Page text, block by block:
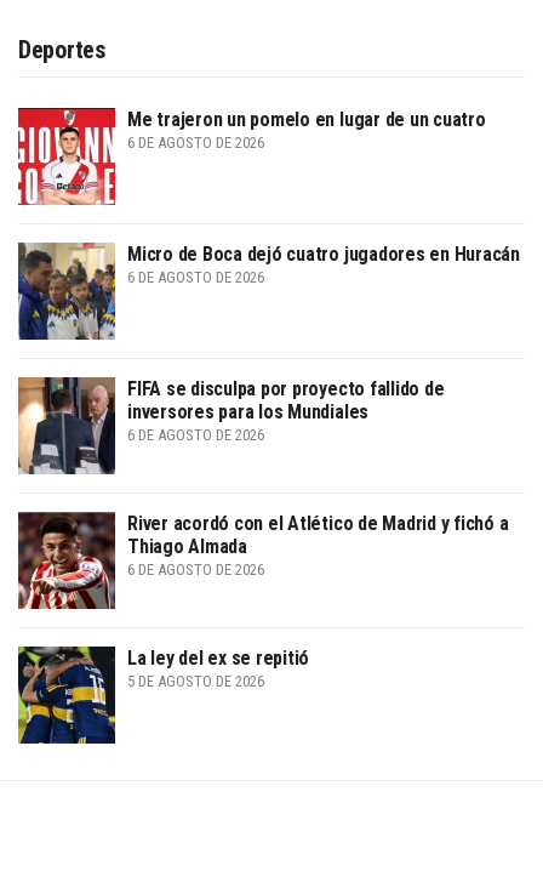
Deportes
Me trajeron un pomelo en lugar de un cuatro
6 DE AGOSTO DE 2026
Micro de Boca dejó cuatro jugadores en Huracán
6 DE AGOSTO DE 2026
FIFA se disculpa por proyecto fallido de
inversores para los Mundiales
6 DE AGOSTO DE 2026
River acordó con el Atlético de Madrid y fichó a
Thiago Almada
6 DE AGOSTO DE 2026
La ley del ex se repitió
5 DE AGOSTO DE 2026